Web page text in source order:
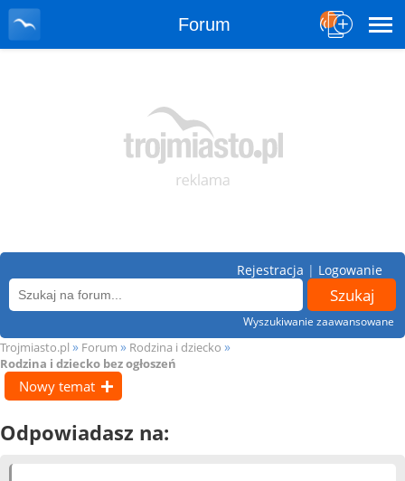
Forum
Wyszukiwanie zaawansowane
Rejestracja | Logowanie
Trojmiasto.pl » Forum » Rodzina i dziecko »
Rodzina i dziecko bez ogłoszeń
Nowy temat
Odpowiadasz na: